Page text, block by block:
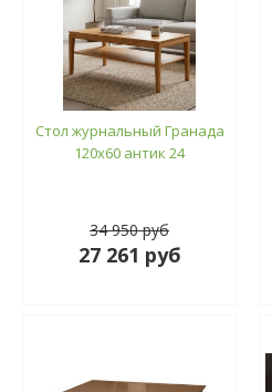
Стол журнальный Гранада
120х60 антик 24
34 950 руб
27 261 руб